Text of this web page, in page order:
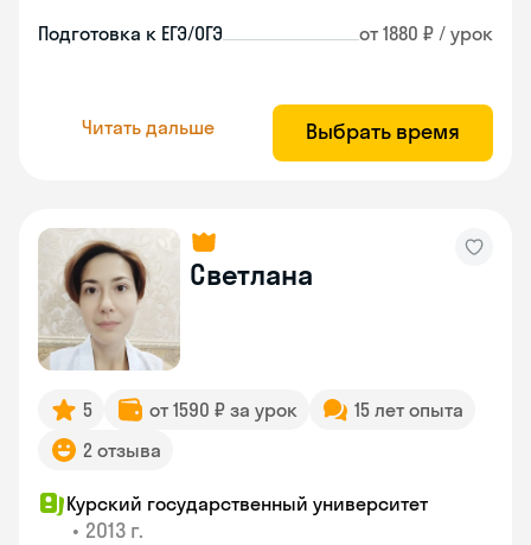
Подготовка к ЕГЭ/ОГЭ от 1880 ₽ / урок
Читать дальше Выбрать время
Светлана
5 от 1590 ₽ за урок
15 лет опыта
2 отзыва
Курский государственный университет
• 2013 г.